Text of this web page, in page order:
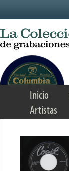
Inicio
Artistas